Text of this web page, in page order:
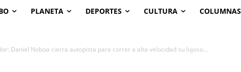
PLANETA DEPORTES CULTURA COLUMNAS
Daniel Noboa cierra autopista para correr a alta velocidad su lujoso...